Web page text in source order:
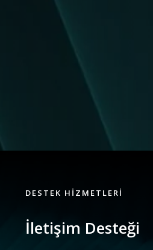
DESTEK HIZMETLERI
İletişim Desteği